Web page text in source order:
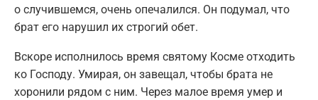
о случившемся, очень опечалился. Он подумал, что
брат его нарушил их строгий обет.
Вскоре исполнилось время святому Косме отходить
ко Господу. Умирая, он завещал, чтобы брата не
хоронили рядом с ним. Через малое время умер и